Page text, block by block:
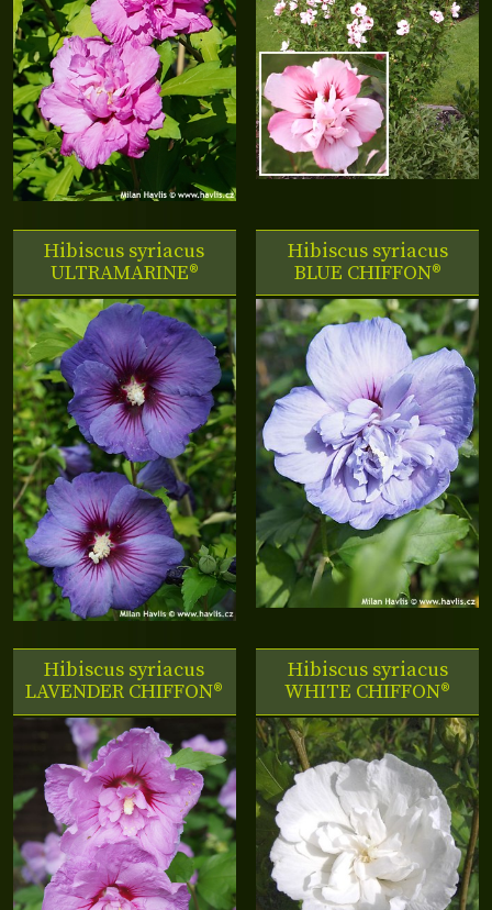
Hibiscus syriacus
ULTRAMARINE®
Hibiscus syriacus
BLUE CHIFFON®
Hibiscus syriacus
LAVENDER CHIFFON®
Hibiscus syriacus
WHITE CHIFFON®